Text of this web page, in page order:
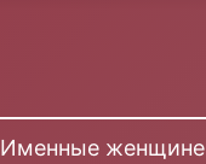
Именные женщине